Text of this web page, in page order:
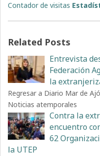
Contador de visitas
Related Posts
Entrevista
Federación
la
Regresar a Diario Mar de
Noticias atemporales
Contra la
encuentro
62
la UTEP